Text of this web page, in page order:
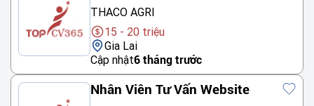
THACO AGRI
15 - 20 triệu
Gia Lai
Cập nhật6 tháng trước
Nhân Viên Tư Vấn Website